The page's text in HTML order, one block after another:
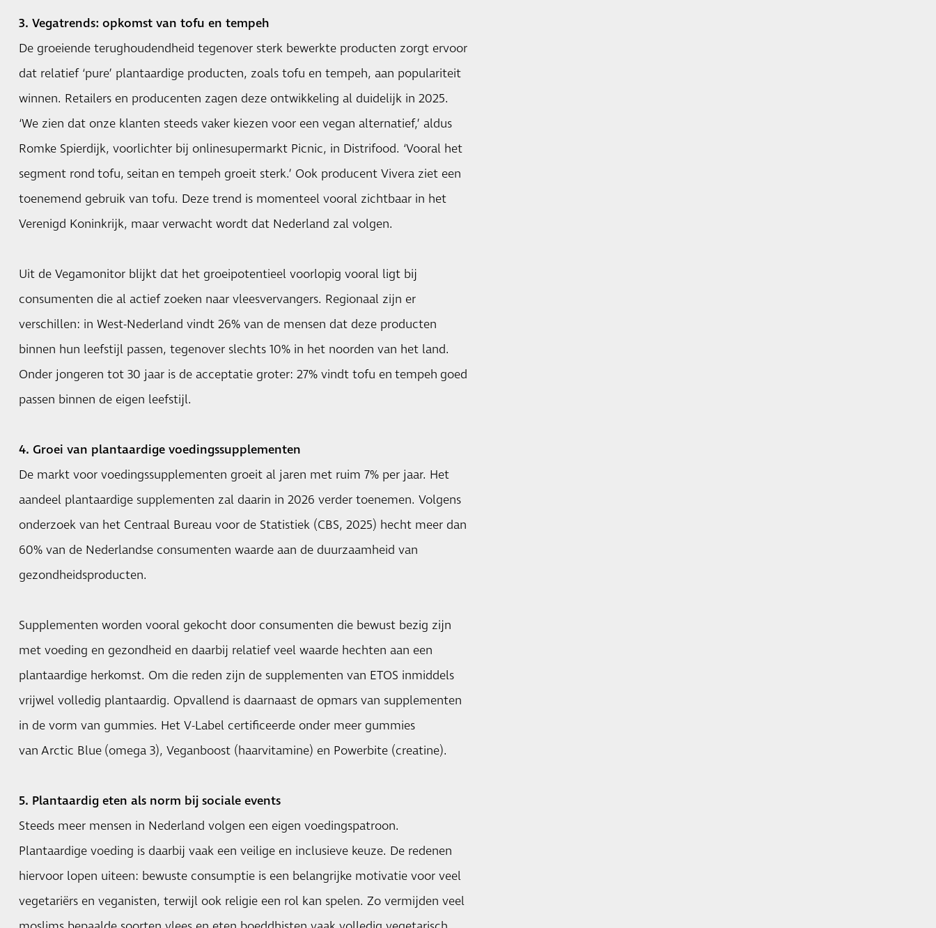
3. Vegatrends: opkomst van tofu en tempeh
De groeiende terughoudendheid tegenover sterk bewerkte producten zorgt ervoor
dat relatief ‘pure’ plantaardige producten, zoals tofu en tempeh, aan populariteit
winnen. Retailers en producenten zagen deze ontwikkeling al duidelijk in 2025.
‘We zien dat onze klanten steeds vaker kiezen voor een vegan alternatief,’ aldus
Romke Spierdijk, voorlichter bij onlinesupermarkt Picnic, in Distrifood. ‘Vooral het
segment rond tofu, seitan en tempeh groeit sterk.’ Ook producent Vivera ziet een
toenemend gebruik van tofu. Deze trend is momenteel vooral zichtbaar in het
Verenigd Koninkrijk, maar verwacht wordt dat Nederland zal volgen.
Uit de Vegamonitor blijkt dat het groeipotentieel voorlopig vooral ligt bij
consumenten die al actief zoeken naar vleesvervangers. Regionaal zijn er
verschillen: in West-Nederland vindt 26% van de mensen dat deze producten
binnen hun leefstijl passen, tegenover slechts 10% in het noorden van het land.
Onder jongeren tot 30 jaar is de acceptatie groter: 27% vindt tofu en tempeh goed
passen binnen de eigen leefstijl.
4. Groei van plantaardige voedingssupplementen
De markt voor voedingssupplementen groeit al jaren met ruim 7% per jaar. Het
aandeel plantaardige supplementen zal daarin in 2026 verder toenemen. Volgens
onderzoek van het Centraal Bureau voor de Statistiek (CBS, 2025) hecht meer dan
60% van de Nederlandse consumenten waarde aan de duurzaamheid van
gezondheidsproducten.
Supplementen worden vooral gekocht door consumenten die bewust bezig zijn
met voeding en gezondheid en daarbij relatief veel waarde hechten aan een
plantaardige herkomst. Om die reden zijn de supplementen van ETOS inmiddels
vrijwel volledig plantaardig. Opvallend is daarnaast de opmars van supplementen
in de vorm van gummies. Het V-Label certificeerde onder meer gummies
van Arctic Blue(omega 3), Veganboost (haarvitamine) en Powerbite (creatine).
5. Plantaardig eten als norm bij sociale events
Steeds meer mensen in Nederland volgen een eigen voedingspatroon.
Plantaardige voeding is daarbij vaak een veilige en inclusieve keuze. De redenen
hiervoor lopen uiteen: bewuste consumptie is een belangrijke motivatie voor veel
vegetariërs en veganisten, terwijl ook religie een rol kan spelen. Zo vermijden veel